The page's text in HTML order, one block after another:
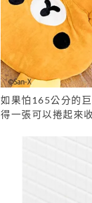
如果怕165公分的
得一張可以捲起來